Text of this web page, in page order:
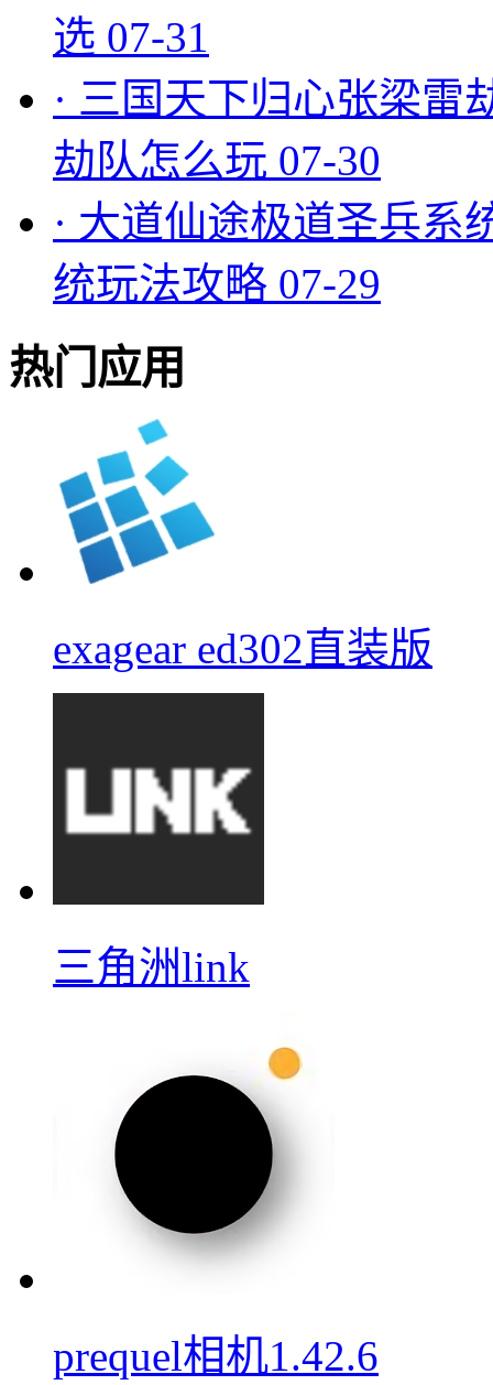
选 07-31
· 三国天下归心张梁雷
劫队怎么玩 07-30
· 大道仙途极道圣兵系
统玩法攻略 07-29
热门应用
exagear ed302直装版
三角洲link
prequel相机1.42.6